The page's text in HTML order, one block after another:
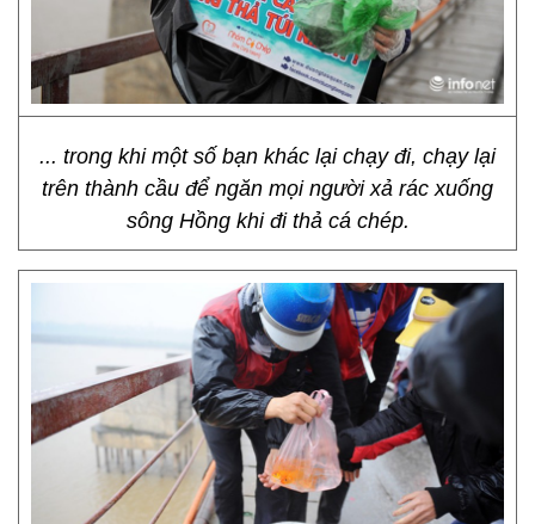
... trong khi một số bạn khác lại chạy đi, chạy lại
trên thành cầu để ngăn mọi người xả rác xuống
sông Hồng khi đi thả cá chép.